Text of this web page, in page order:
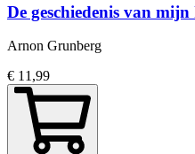
De geschiedenis van
Arnon Grunberg
€ 11,99